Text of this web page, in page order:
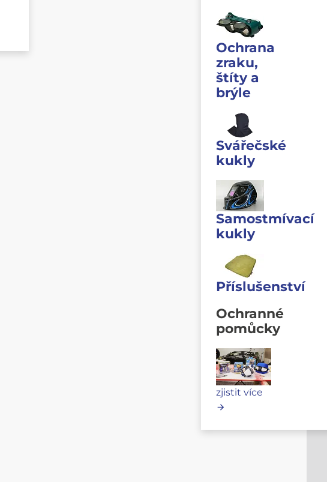
Ochrana
zraku,
štíty a
brýle
Svářečské
kukly
Samostmívací
kukly
Příslušenství
Ochranné
pomůcky
zjistit více